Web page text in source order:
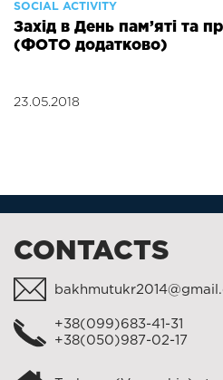
SOCIAL ACTIVITY
Захід в День пам’яті та
(ФОТО додатково)
23.05.2018
CONTACTS
+38(099)683-41-31
+38(050)987-02-17